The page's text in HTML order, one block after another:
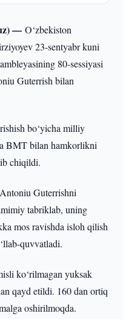
—O‘zbekiston
23-sentyabr kuni
80-sessiyasi
Guterrish bilan
bo‘yicha milliy
BMT bilan hamkorlikni
chiqildi.
Guterrishni
tabriklab, uning
mos ravishda isloh qilish
quvvatladi.
ko‘rilmagan yuksak
qayd etildi. 160 dan ortiq
oshirilmoqda.